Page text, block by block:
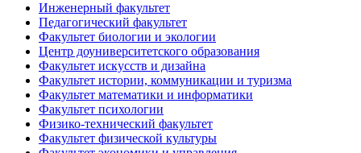
Инженерный факультет
Педагогический факультет
Факультет биологии и экологии
Центр доуниверситетского образования
Факультет искусств и дизайна
Факультет истории, коммуникации и туризма
Факультет математики и информатики
Факультет психологии
Физико-технический факультет
Факультет физической культуры